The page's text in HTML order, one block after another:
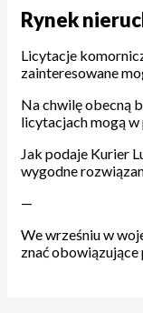
Rynek
Licytacje
zainteresowane
Na chwilę obecną
licytacjach mogą w
Jak podaje Kurier
wygodne
—
We wrześniu w
znać